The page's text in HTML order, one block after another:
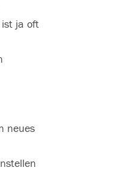
ist ja oft
neues